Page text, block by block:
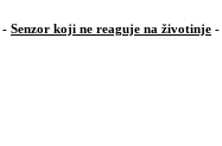
- Senzor koji ne reaguje na životinje -